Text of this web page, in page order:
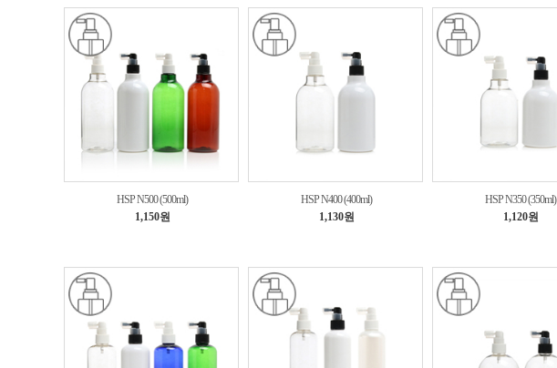
HSP N500 (500ml)
1,150원
HSP N400 (400ml)
1,130원
HSP N350 (350ml)
1,120원